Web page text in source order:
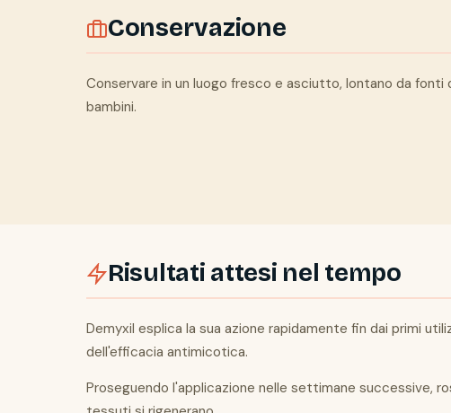
Conservazione
Conservare in un luogo fresco e asciutto, lontano da
bambini.
Risultati attesi nel tempo
Demyxil esplica la sua azione rapidamente fin dai primi
dell'efficacia antimicotica.
Proseguendo l'applicazione nelle settimane successive,